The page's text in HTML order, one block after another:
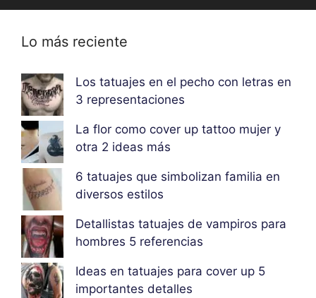
Lo más reciente
Los tatuajes en el pecho con letras en
3 representaciones
La flor como cover up tattoo mujer y
otra 2 ideas más
6 tatuajes que simbolizan familia en
diversos estilos
Detallistas tatuajes de vampiros para
hombres 5 referencias
Ideas en tatuajes para cover up 5
importantes detalles